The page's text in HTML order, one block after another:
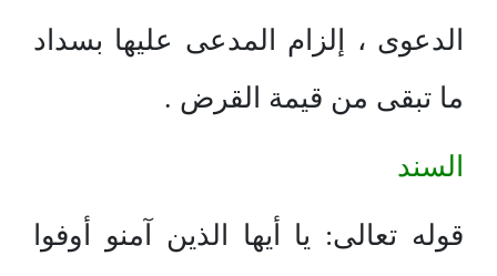
الدعوى ، إلزام المدعى عليها بسداد
ما تبقى من قيمة القرض .
السند
قوله تعالى: يا أيها الذين آمنو أوفوا